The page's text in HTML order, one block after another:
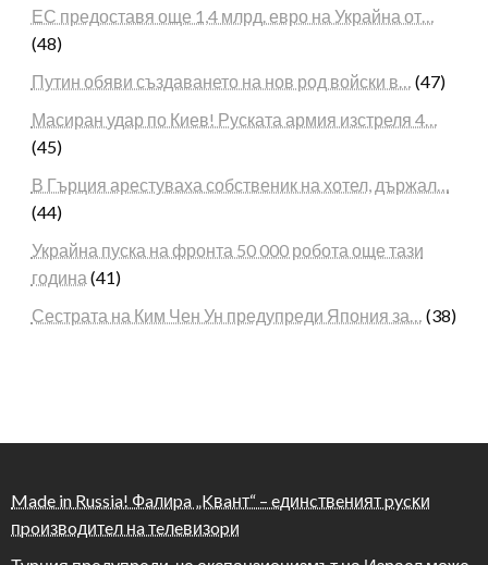
ЕС предоставя още 1,4 млрд. евро на Украйна от…
(48)
Путин обяви създаването на нов род войски в… (47)
Масиран удар по Киев! Руската армия изстреля 4…
(45)
В Гърция арестуваха собственик на хотел, държал…
(44)
Украйна пуска на фронта 50 000 робота още тази
година (41)
Сестрата на Ким Чен Ун предупреди Япония за… (38)
Made in Russia! Фaлиpa „Kвaнт“ – eдинcтвeният pycĸи
пpoизвoдитeл нa тeлeвизopи